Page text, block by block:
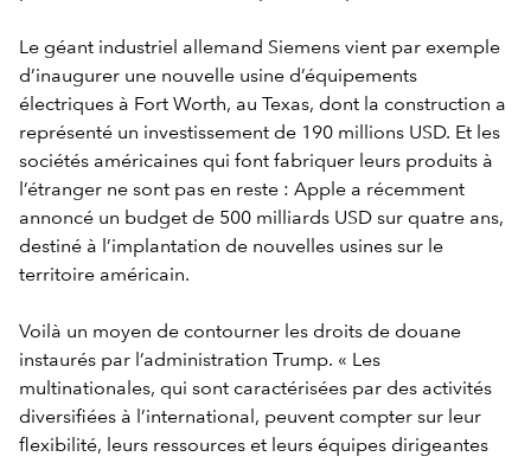
Le géant industriel allemand Siemens vient par exemple
d’inaugurer une nouvelle usine d’équipements
électriques à Fort Worth, au Texas, dont la construction a
représenté un investissement de 190 millions USD. Et les
sociétés américaines qui font fabriquer leurs produits à
l’étranger ne sont pas en reste : Apple a récemment
annoncé un budget de 500 milliards USD sur quatre ans,
destiné à l’implantation de nouvelles usines sur le
territoire américain.
Voilà un moyen de contourner les droits de douane
instaurés par l’administration Trump. « Les
multinationales, qui sont caractérisées par des activités
diversifiées à l’international, peuvent compter sur leur
flexibilité, leurs ressources et leurs équipes dirigeantes